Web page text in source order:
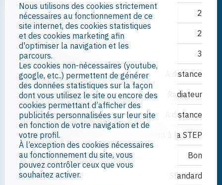
Nombre d'étage(s) total 2
Logements 2
Nombre de terrasse 3
Type de chauffage A distance
Installation chauffage Radiateur
Eau chaude sanitaire A distance
Evacuation eaux usées Raccordement à la STEP
Etat du bien Bon
Standing Standard
Nous utilisons des cookies strictement
nécessaires au fonctionnement de ce
site internet, des cookies statistiques
et des cookies marketing afin
d'optimiser la navigation et les
parcours.
Les cookies non-nécessaires (youtube,
google, etc..) permettent de générer
des données statistiques sur la façon
dont vous utilisez le site ou encore des
cookies permettant d’afficher des
publicités personnalisées sur leur site
en fonction de votre navigation et de
votre profil.
À l’exception des cookies nécessaires
au fonctionnement du site, vous
pouvez contrôler ceux que vous
souhaitez activer.